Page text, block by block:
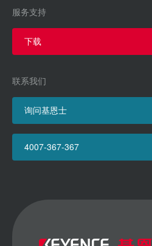
服务支持
下载
联系我们
询问基恩士
4007-367-367